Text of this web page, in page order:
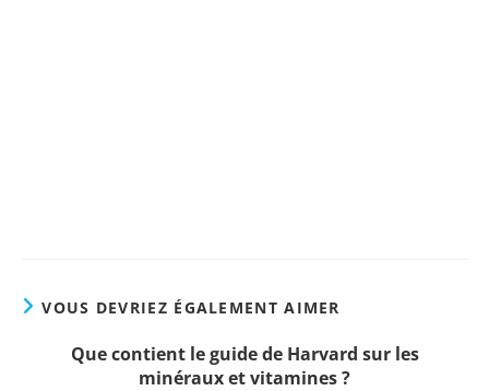
VOUS DEVRIEZ ÉGALEMENT AIMER
Que contient le guide de Harvard sur les
minéraux et vitamines ?